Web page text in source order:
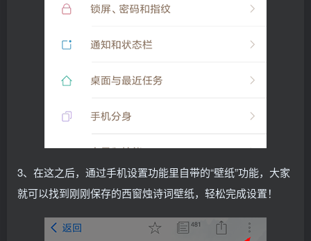
3、在这之后，通过手机设置功能里自带的“壁纸”功能，大家
就可以找到刚刚保存的西窗烛诗词壁纸，轻松完成设置！